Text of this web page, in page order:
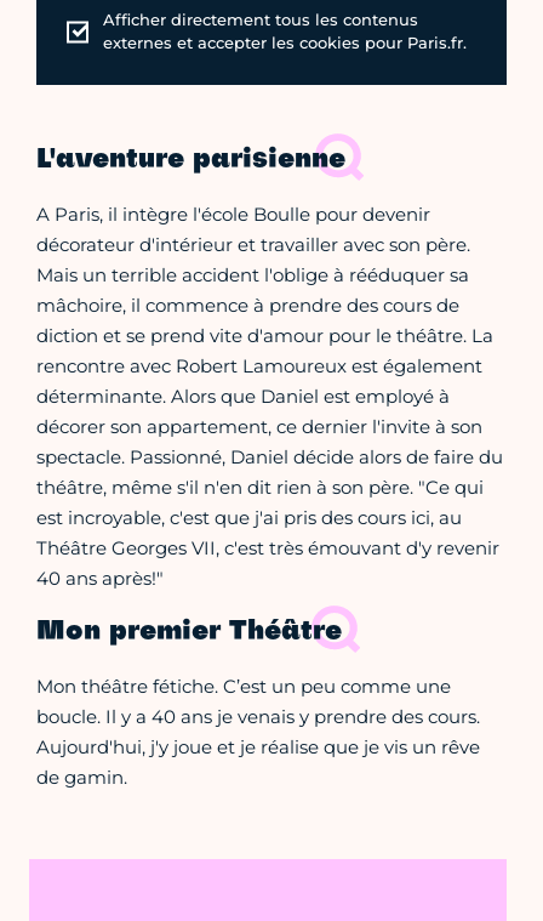
Afficher directement tous les contenus
externes et accepter les cookies pour Paris.fr.
L'aventure parisienne
A Paris, il intègre l'école Boulle pour devenir
décorateur d'intérieur et travailler avec son père.
Mais un terrible accident l'oblige à rééduquer sa
mâchoire, il commence à prendre des cours de
diction et se prend vite d'amour pour le théâtre. La
rencontre avec Robert Lamoureux est également
déterminante. Alors que Daniel est employé à
décorer son appartement, ce dernier l'invite à son
spectacle. Passionné, Daniel décide alors de faire du
théâtre, même s'il n'en dit rien à son père. "Ce qui
est incroyable, c'est que j'ai pris des cours ici, au
Théâtre Georges VII, c'est très émouvant d'y revenir
40 ans après!"
Mon premier Théâtre
Mon théâtre fétiche. C’est un peu comme une
boucle. Il y a 40 ans je venais y prendre des cours.
Aujourd'hui, j'y joue et je réalise que je vis un rêve
de gamin.